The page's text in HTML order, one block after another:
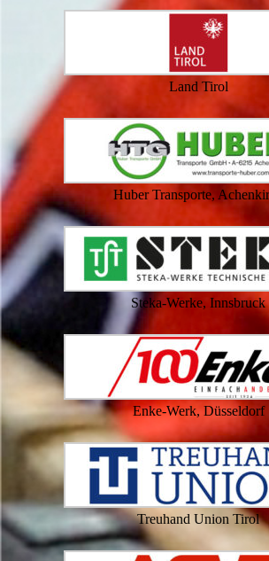
Land Tirol
Huber Transporte,
Steka-Werke, Innsbruck
Enke-Werk, Düsseldorf
Treuhand Union Tirol